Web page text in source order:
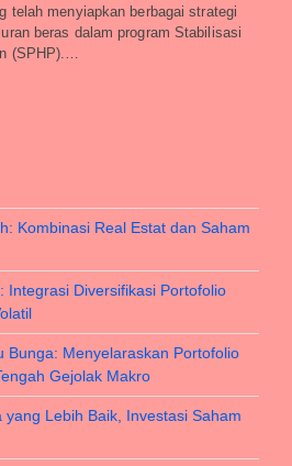
telah menyiapkan berbagai strategi
beras dalam program Stabilisasi
(SPHP).…
Kombinasi Real Estat dan Saham
Integrasi Diversifikasi Portofolio
Bunga: Menyelaraskan Portofolio
Gejolak Makro
Lebih Baik, Investasi Saham